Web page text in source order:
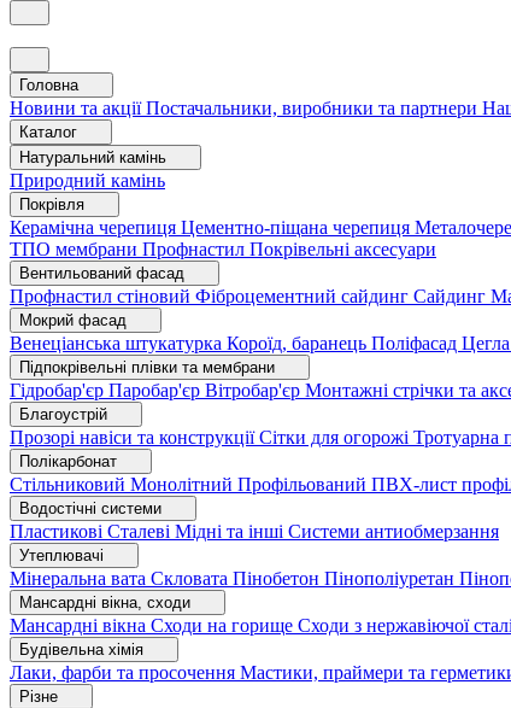
Головна
Новини та акціїПостачальники, виробники та партнери
Каталог
Натуральний камінь
Природний камінь
Покрівля
Керамічна черепиця Цементно-піщана черепиця
ТПО мембрани Профнастил Покрівельні аксесуари
Вентильований фасад
Профнастил стіновий Фіброцементний сайдинг Сайдинг
Мокрий фасад
Венеціанська штукатурка Короїд, баранець Поліфасад Цегла
Підпокрівельні плівки та мембрани
Гідробар'єр Паробар'єр Вітробар'єр Монтажні стрічки та
Благоустрій
Прозорі навіси та конструкціїСітки для огорожі Тротуарна
Полікарбонат
Стільниковий Монолітний Профільований ПВХ-лист
Водостічні системи
Пластикові Сталеві Мідні та інші Системи антиобмерзання
Утеплювачі
Мінеральна вата Скловата Пінобетон Пінополіуретан
Мансардні вікна, сходи
Мансардні вікна Сходи на горище Сходи з нержавіючої сталі
Будівельна хімія
Лаки, фарби та просочення Мастики, праймери та
Різне